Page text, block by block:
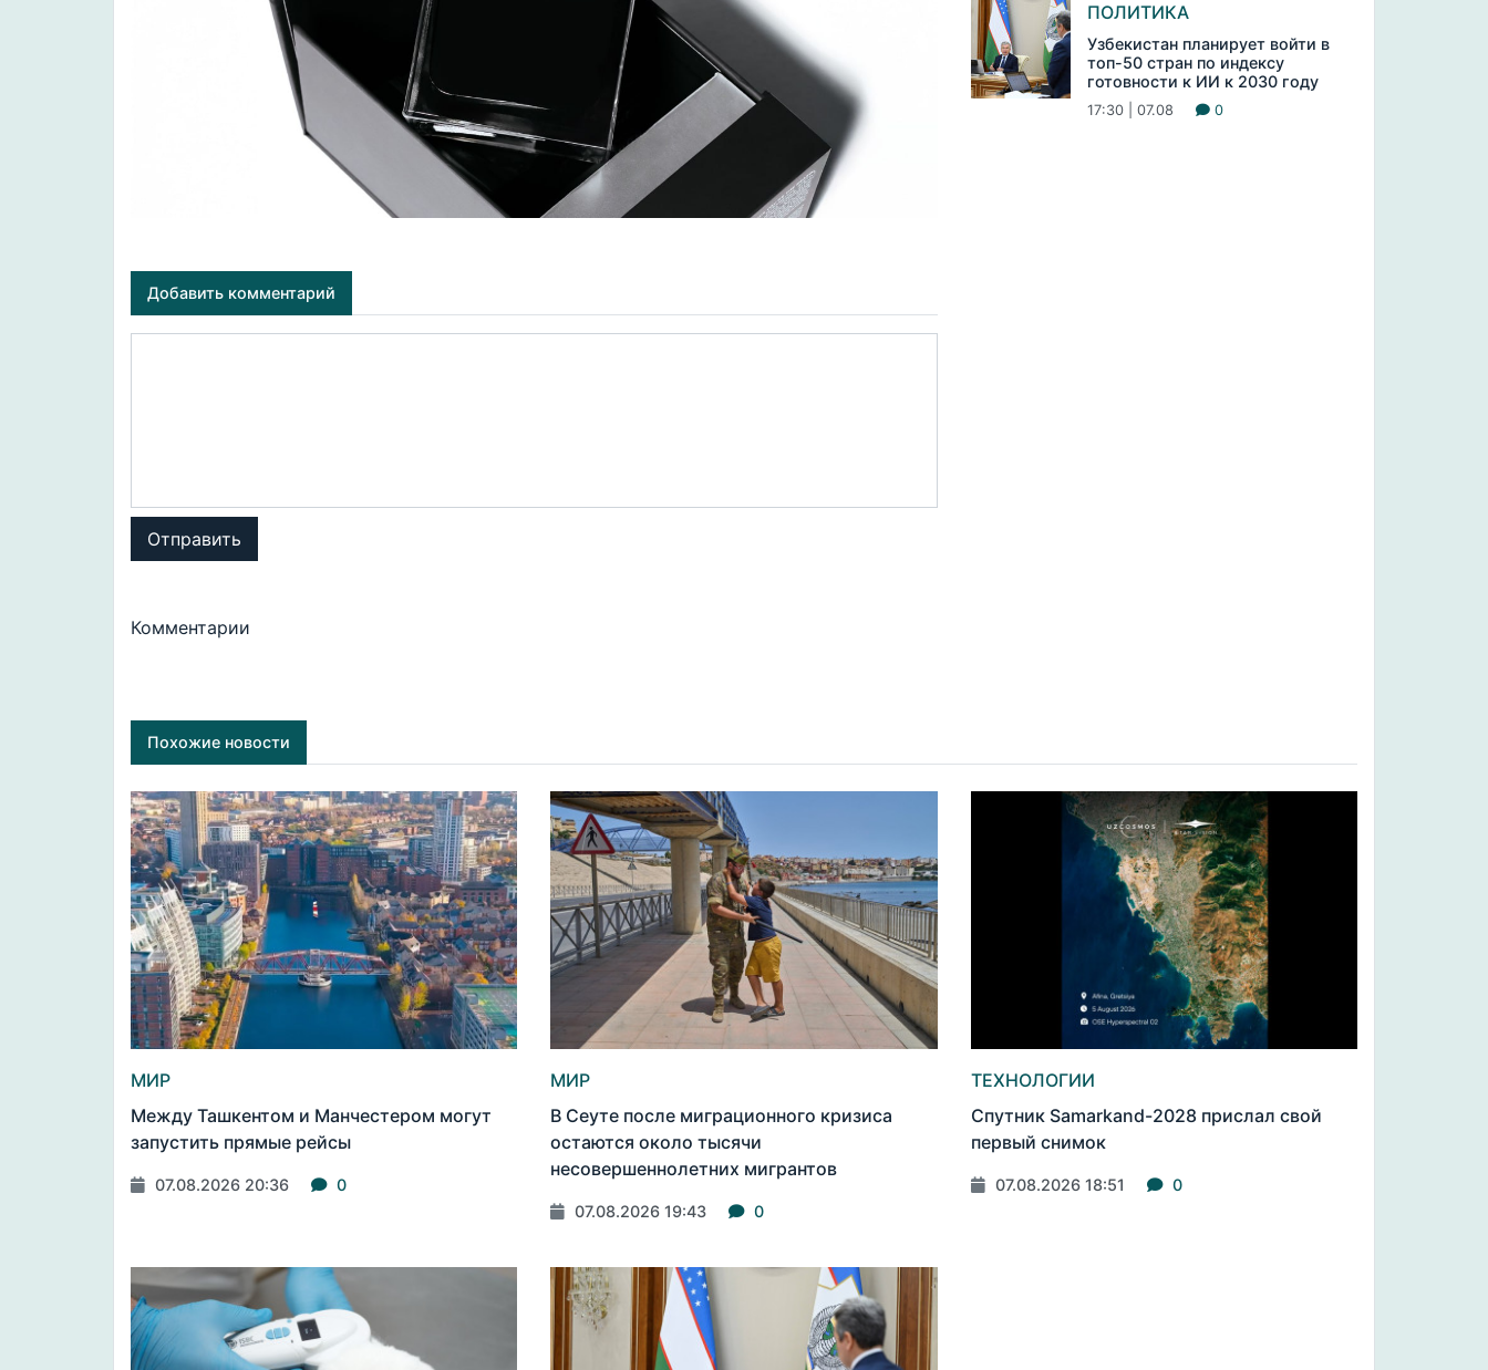
Добавить комментарий
Отправить
Комментарии
ПОЛИТИКА
Узбекистан планирует войти в
топ-50 стран по индексу
готовности к ИИ к 2030 году
17:30 | 07.08 0
Похожие новости
МИР
Между Ташкентом и Манчестером могут
запустить прямые рейсы
07.08.2026 20:36 0
МИР
В Сеуте после миграционного кризиса
остаются около тысячи
несовершеннолетних мигрантов
07.08.2026 19:43 0
ТЕХНОЛОГИИ
Спутник Samarkand-2028 прислал свой
первый снимок
07.08.2026 18:51 0